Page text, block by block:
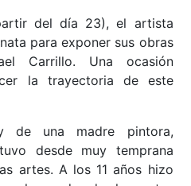
del día 23), el artista
para exponer sus obras
Carrillo. Una ocasión
la trayectoria de este
una madre pintora,
desde muy temprana
artes. A los 11 años hizo